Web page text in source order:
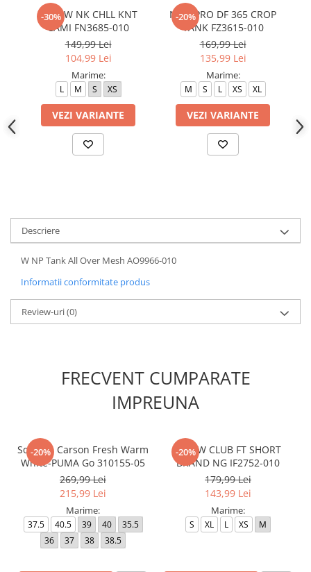
-30%
W NSW NK CHLL KNT
CAMI FN3685-010
149,99 Lei
104,99 Lei
Marime:
L M S XS
VEZI VARIANTE
-20%
NIKE PRO DF 365 CROP
TANK FZ3615-010
169,99 Lei
135,99 Lei
Marime:
M S L XS XL
VEZI VARIANTE
Descriere
W NP Tank All Over Mesh AO9966-010
Informatii conformitate produs
Review-uri(0)
FRECVENT CUMPARATE
IMPREUNA
-20%
Softride Carson Fresh Warm
White-PUMA Go 310155-05
269,99 Lei
215,99 Lei
Marime:
37.5 40.5 39 40
35.5
36
37 38 38.5
-20%
K NSW CLUB FT SHORT
BRAND NG IF2752-010
179,99 Lei
143,99 Lei
Marime:
S XL L XS M